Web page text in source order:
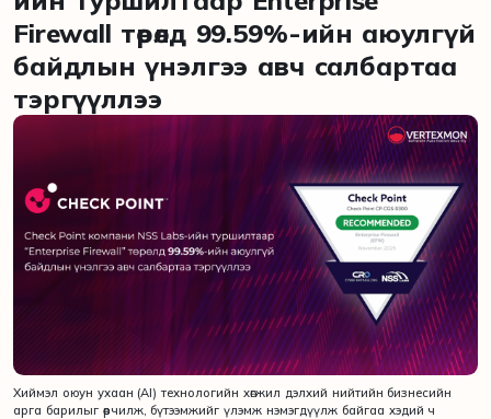
Firewall төрөлд 99.59%-ийн аюулгүй
байдлын үнэлгээ авч салбартаа
тэргүүллээ
Хиймэл оюун ухаан (AI) технологийн хөгжил дэлхий нийтийн бизнесийн
арга барилыг өөрчилж, бүтээмжийг үлэмж нэмэгдүүлж байгаа хэдий ч